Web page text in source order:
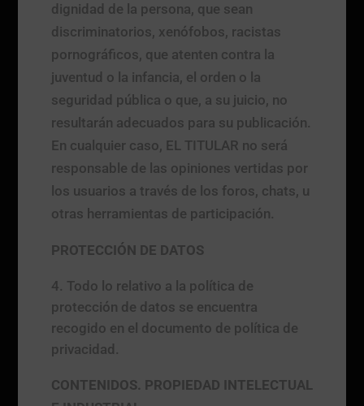
dignidad de la persona, que sean
discriminatorios, xenófobos, racistas
pornográficos, que atenten contra la
juventud o la infancia, el orden o la
seguridad pública o que, a su juicio, no
resultarán adecuados para su publicación.
En cualquier caso, EL TITULAR no será
responsable de las opiniones vertidas por
los usuarios a través de los foros, chats, u
otras herramientas de participación.
PROTECCIÓN DE DATOS
Todo lo relativo a la política de
protección de datos se encuentra
recogido en el documento de política de
privacidad.
CONTENIDOS. PROPIEDAD INTELECTUAL